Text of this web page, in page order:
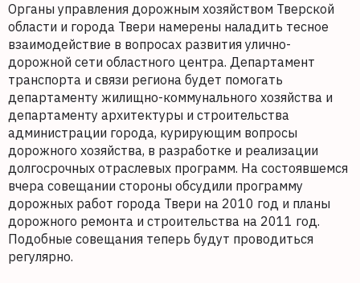
Органы управления дорожным хозяйством Тверской
области и города Твери намерены наладить тесное
взаимодействие в вопросах развития улично-
дорожной сети областного центра. Департамент
транспорта и связи региона будет помогать
департаменту жилищно-коммунального хозяйства и
департаменту архитектуры и строительства
администрации города, курирующим вопросы
дорожного хозяйства, в разработке и реализации
долгосрочных отраслевых программ. На состоявшемся
вчера совещании стороны обсудили программу
дорожных работ города Твери на 2010 год и планы
дорожного ремонта и строительства на 2011 год.
Подобные совещания теперь будут проводиться
регулярно.